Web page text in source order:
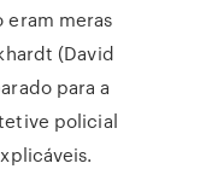
eram meras
(David
para a
policial